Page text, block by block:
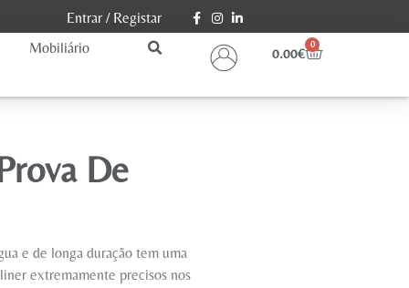
Entrar/ Registar
Mobiliário 0.00€
0
De
e de longa duração tem uma
extremamente precisos nos